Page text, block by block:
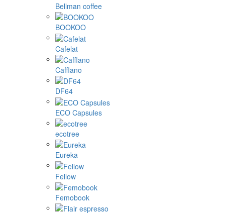
Bellman coffee
BOOKOO
Cafelat
Cafflano
DF64
ECO Capsules
ecotree
Eureka
Fellow
Femobook